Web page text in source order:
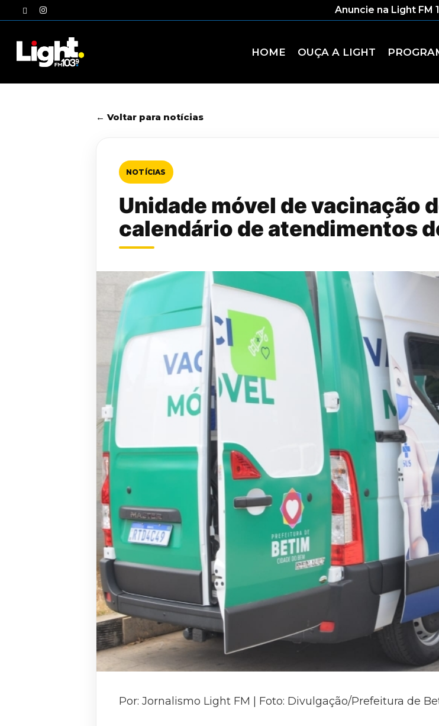
to
twitterinstagram Anuncie na Light FM
HOME OUÇA A LIGHT
← Voltar para notícias
NOTÍCIAS
Unidade móvel de vacinação
calendário de atendimentos
Por: Jornalismo Light FM | Foto: Divulgação/Prefeitura de